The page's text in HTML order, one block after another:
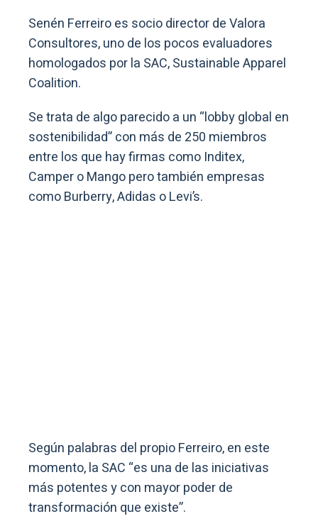
Senén Ferreiro es socio director de Valora
Consultores, uno de los pocos evaluadores
homologados por la SAC, Sustainable Apparel
Coalition.
Se trata de algo parecido a un “lobby global en
sostenibilidad” con más de 250 miembros
entre los que hay firmas como Inditex,
Camper o Mango pero también empresas
como Burberry, Adidas o Levi’s.
Según palabras del propio Ferreiro, en este
momento, la SAC “es una de las iniciativas
más potentes y con mayor poder de
transformación que existe”.